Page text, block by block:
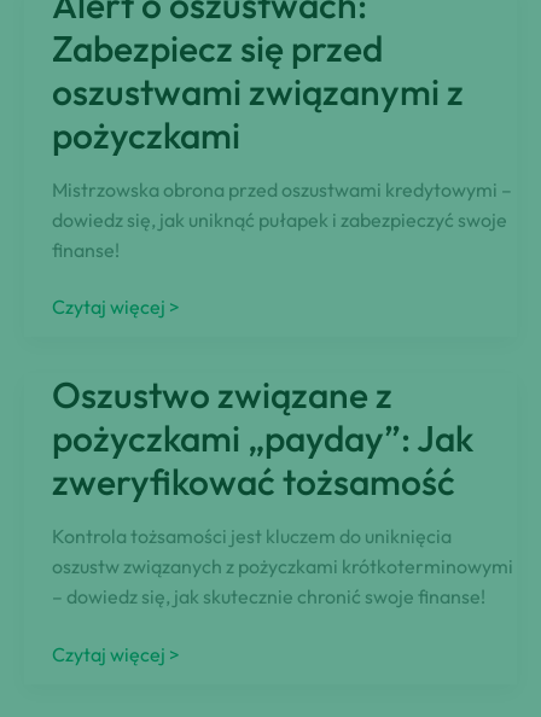
bezpieczeństwa
kart
Santander
Bank
Polska
Zabezpiecz się przed
oszustwami związanymi z
pożyczkami
Mistrzowska obrona przed oszustwami kredytowymi –
dowiedz się, jak uniknąć pułapek i zabezpieczyć swoje
finanse!
Alert
Zabezpiecz
przed
oszustwami
z
pożyczkami
Czytaj więcej >
Oszustwo związane z
pożyczkami „payday”: Jak
zweryfikować tożsamość
Kontrola tożsamości jest kluczem do uniknięcia
oszustw związanych z pożyczkami krótkoterminowymi
– dowiedz się, jak skutecznie chronić swoje finanse!
Oszustwo
Czytaj więcej >